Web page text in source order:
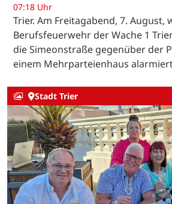
07:18 Uhr
Trier. Am Freitagabend, 7. August,
Berufsfeuerwehr der Wache 1
die Simeonstraße gegenüber der
einem Mehrparteienhaus
Stadt Trier